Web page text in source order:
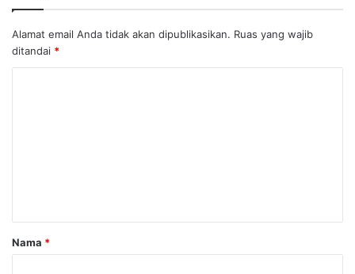
Alamat email Anda tidak akan dipublikasikan. Ruas yang wajib
ditandai *
a
r
Nama *